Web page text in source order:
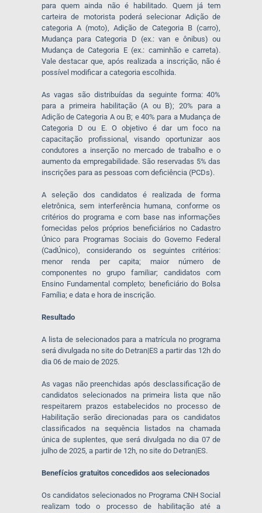
para quem ainda não é habilitado. Quem já tem
carteira de motorista poderá selecionar Adição de
categoria A (moto), Adição de Categoria B (carro),
Mudança para Categoria D (ex.: van e ônibus) ou
Mudança de Categoria E (ex.: caminhão e carreta).
Vale destacar que, após realizada a inscrição, não é
possível modificar a categoria escolhida.
As vagas são distribuídas da seguinte forma: 40%
para a primeira habilitação (A ou B); 20% para a
Adição de Categoria A ou B; e 40% para a Mudança de
Categoria D ou E. O objetivo é dar um foco na
capacitação profissional, visando oportunizar aos
condutores a inserção no mercado de trabalho e o
aumento da empregabilidade. São reservadas 5% das
inscrições para as pessoas com deficiência (PCDs).
A seleção dos candidatos é realizada de forma
eletrônica, sem interferência humana, conforme os
critérios do programa e com base nas informações
fornecidas pelos próprios beneficiários no Cadastro
Único para Programas Sociais do Governo Federal
(CadÚnico), considerando os seguintes critérios:
menor renda per capita; maior número de
componentes no grupo familiar; candidatos com
Ensino Fundamental completo; beneficiário do Bolsa
Família; e data e hora de inscrição.
Resultado
A lista de selecionados para a matrícula no programa
será divulgada no site do Detran|ES a partir das 12h do
dia 06 de maio de 2025.
As vagas não preenchidas após desclassificação de
candidatos selecionados na primeira lista que não
respeitarem prazos estabelecidos no processo de
Habilitação serão direcionadas para os candidatos
classificados na sequência listados na chamada
única de suplentes, que será divulgada no dia 07 de
julho de 2025, a partir de 12h, no site do Detran|ES.
Benefícios gratuitos concedidos aos selecionados
Os candidatos selecionados no Programa CNH Social
realizam todo o processo de habilitação até a